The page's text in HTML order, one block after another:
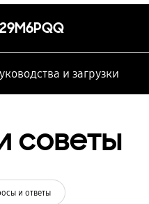
и загрузки
советы
и ответы